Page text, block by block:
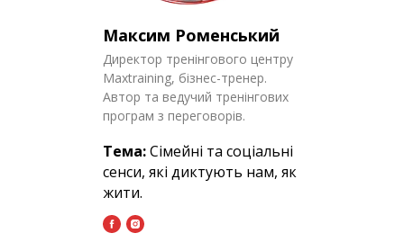
Максим Роменський
Директор тренінгового центру
Maxtraining, бізнес-тренер.
Автор та ведучий тренінгових
програм з переговорів.
Тема:Сімейні та соціальні
сенси, які диктують нам, як
жити.